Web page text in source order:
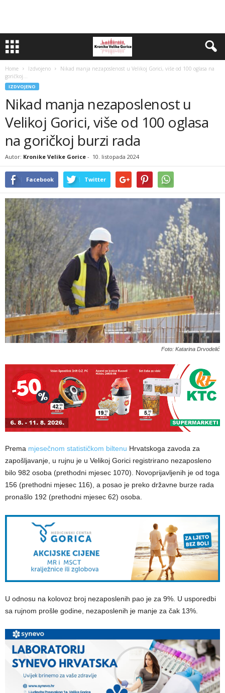
Home Izdvojeno
Nikad manja nezaposlenost u Velikoj Gorici, više od 100 oglasa na
goričkoj...
IZDVOJENO
Nikad manja nezaposlenost u
Velikoj Gorici, više od 100 oglasa
na goričkoj burzi rada
Autor: Kronike Velike Gorice - 10. listopada 2024
Facebook Twitter
Foto: Katarina Drvodelić
Prema mjesečnom statističkom biltenu Hrvatskoga zavoda za
zapošljavanje, u rujnu je u Velikoj Gorici registrirano nezaposleno
bilo 982 osoba (prethodni mjesec 1070). Novoprijavljenih je od toga
156 (prethodni mjesec 116), a posao je preko državne burze rada
pronašlo 192 (prethodni mjesec 62) osoba.
U odnosu na kolovoz broj nezaposlenih pao je za 9%. U usporedbi
sa rujnom prošle godine, nezaposlenih je manje za čak 13%.